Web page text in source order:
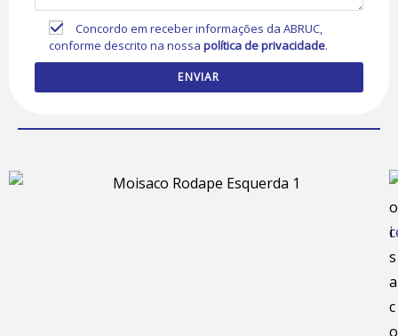
Concordo em receber informações da ABRUC,
conforme descrito na nossapolítica de privacidade.